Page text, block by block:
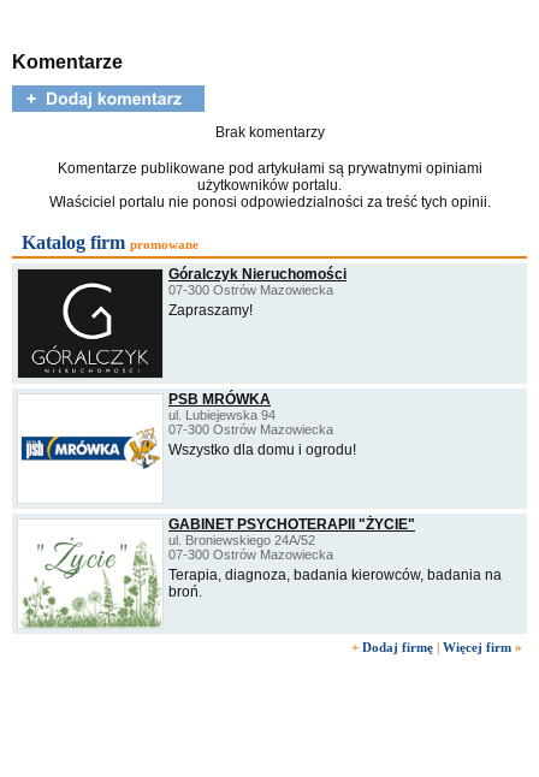
Komentarze
Brak komentarzy
Komentarze publikowane pod artykułami są prywatnymi opiniami
użytkowników portalu.
Właściciel portalu nie ponosi odpowiedzialności za treść tych opinii.
Katalog firm promowane
Góralczyk Nieruchomości
07-300 Ostrów Mazowiecka
Zapraszamy!
PSB MRÓWKA
ul. Lubiejewska 94
07-300 Ostrów Mazowiecka
Wszystko dla domu i ogrodu!
GABINET PSYCHOTERAPII "ŻYCIE"
ul. Broniewskiego 24A/52
07-300 Ostrów Mazowiecka
Terapia, diagnoza, badania kierowców, badania na
broń.
+ Dodaj firmę | Więcej firm »